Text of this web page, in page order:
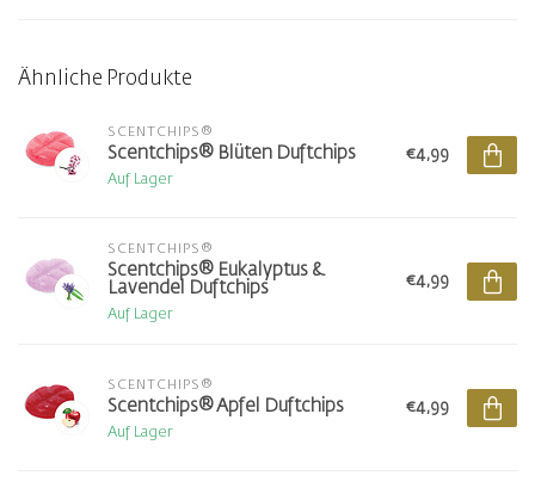
Ähnliche Produkte
SCENTCHIPS®
Scentchips® Blüten Duftchips
Auf Lager
€4,99
SCENTCHIPS®
Scentchips® Eukalyptus &
Lavendel Duftchips
Auf Lager
€4,99
SCENTCHIPS®
Scentchips® Apfel Duftchips
Auf Lager
€4,99